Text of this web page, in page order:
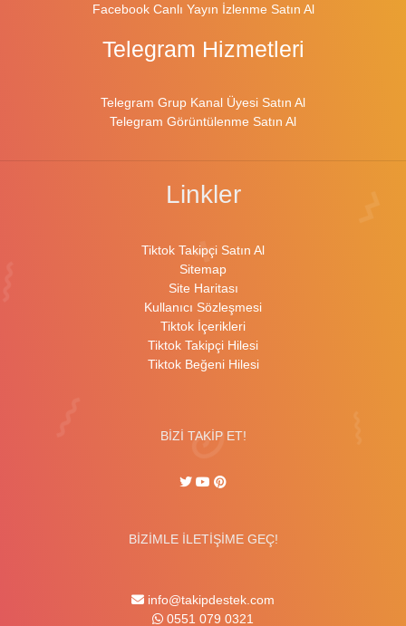
Facebook Canlı Yayın İzlenme Satın Al
Telegram Hizmetleri
Telegram Grup Kanal Üyesi Satın Al
Telegram Görüntülenme Satın Al
Linkler
Tiktok Takipçi Satın Al
Sitemap
Site Haritası
Kullanıcı Sözleşmesi
Tiktok İçerikleri
Tiktok Takipçi Hilesi
Tiktok Beğeni Hilesi
BİZİ TAKİP ET!
BİZİMLE İLETİŞİME GEÇ!
info@takipdestek.com
0551 079 0321